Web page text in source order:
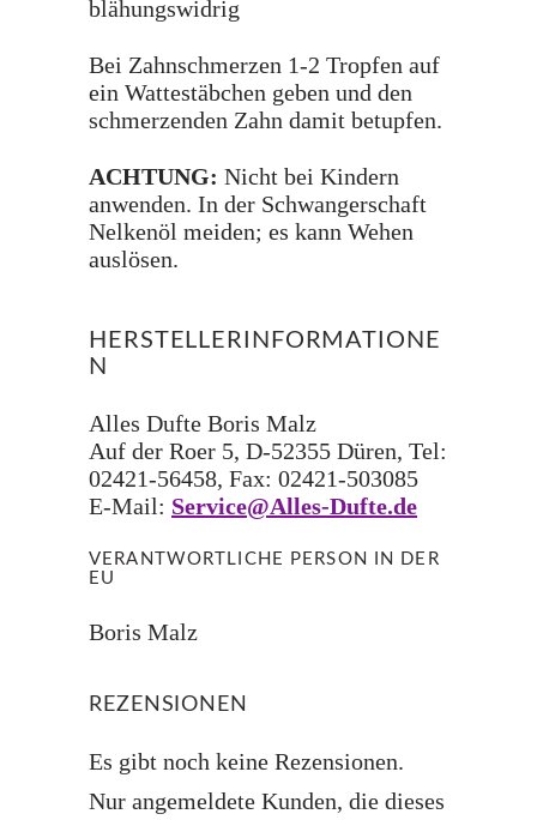
blähungswidrig
Bei Zahnschmerzen 1-2 Tropfen auf
ein Wattestäbchen geben und den
schmerzenden Zahn damit betupfen.
ACHTUNG: Nicht bei Kindern
anwenden. In der Schwangerschaft
Nelkenöl meiden; es kann Wehen
auslösen.
HERSTELLERINFORMATIONE
N
Alles Dufte Boris Malz
Auf der Roer 5, D-52355 Düren, Tel:
02421-56458, Fax: 02421-503085
E-Mail: Service@Alles-Dufte.de
VERANTWORTLICHE PERSON IN DER
EU
Boris Malz
REZENSIONEN
Es gibt noch keine Rezensionen.
Nur angemeldete Kunden, die dieses